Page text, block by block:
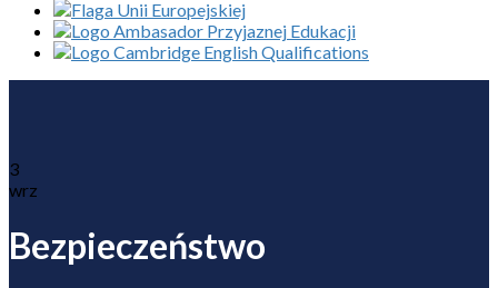
3
wrz
Bezpieczeństwo